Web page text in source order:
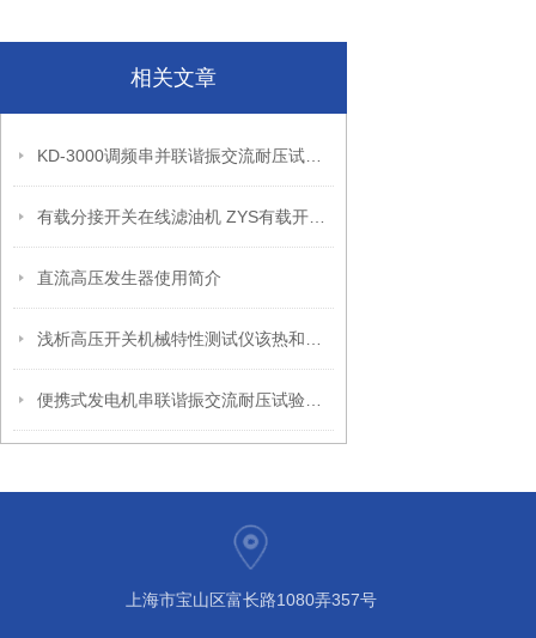
相关文章
直流高压发生器使用简介
上海市宝山区富长路1080弄357号